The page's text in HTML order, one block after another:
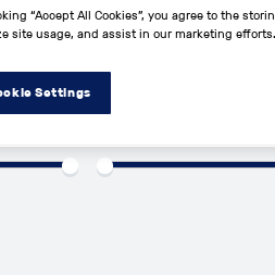
Année entre:
“Accept All Cookies”, you agree to the
site usage, and assist in our marketing efforts.
Settings